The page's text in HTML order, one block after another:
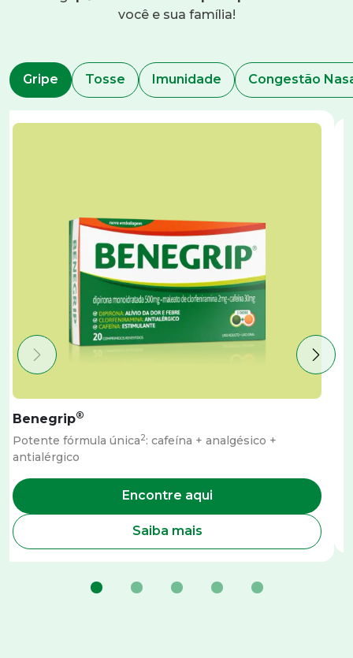
você e sua família!
Gripe Tosse Imunidade Congestão
Benegrip®
Potente fórmula única2: cafeína + analgésico +
antialérgico
Encontre aqui
Saiba mais